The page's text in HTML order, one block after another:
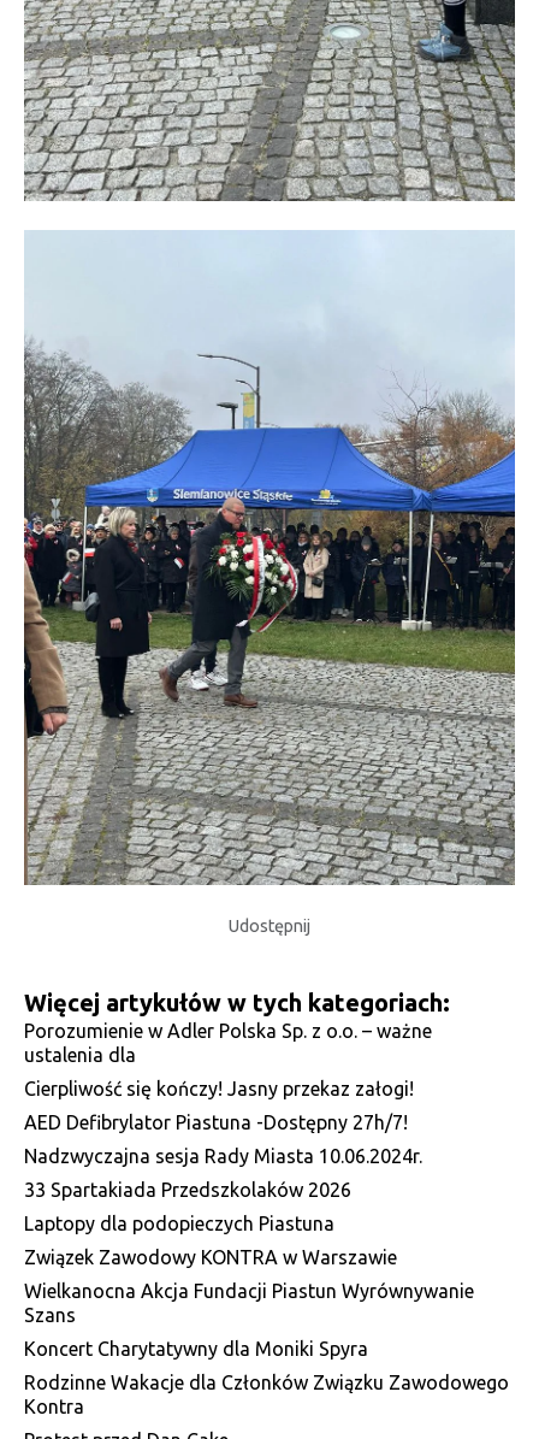
Udostępnij
Więcej artykułów w tych kategoriach:
Porozumienie w Adler Polska Sp. z o.o. – ważne
ustalenia dla
Cierpliwość się kończy! Jasny przekaz załogi!
AED Defibrylator Piastuna -Dostępny 27h/7!
Nadzwyczajna sesja Rady Miasta 10.06.2024r.
33 Spartakiada Przedszkolaków 2026
Laptopy dla podopieczych Piastuna
Związek Zawodowy KONTRA w Warszawie
Wielkanocna Akcja Fundacji Piastun Wyrównywanie
Szans
Koncert Charytatywny dla Moniki Spyra
Rodzinne Wakacje dla Członków Związku Zawodowego
Kontra